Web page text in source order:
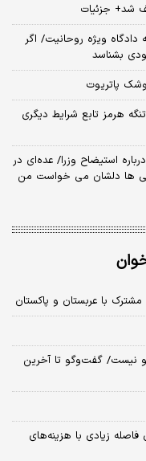
دادگاه ویژه روحانیت/ اگر
بشناسد
پاتریوت
هرمز تابع شرایط دیگری
استیضاح وزرا/ عده‌ای در
ها دلشان می خواست من
مشترک با عربستان و پاکستان
نیست/ گفت‌وگو تا آخرین
زیادی با هزینه‌های